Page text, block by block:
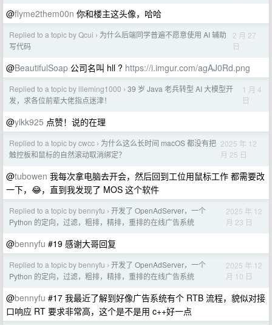
@flyme2them00n 你和楼主这头像，哈哈
Replied to a topic by Qcui › 为什么后端同学普遍不愿意使用 AI 辅助
写代码
2 月 27
日
@BeautifulSoap 公司名叫 hll ? https://i.imgur.com/agAJ0Rd.png
Replied to a topic by lileming1000 › 39 岁 Java 老兵转型 AI 大模型开
发，求各位前辈大佬指点迷津！
1 月 4
日
@ylkk925 点赞！说的在理
Replied to a topic by cwcc › 为什么这么长时间 macOS 都没有把
触控板和鼠标的自然滚动取消绑定？
2025 年 12
月 25 日
@tubowen 我每次拿电脑去开会，然后回到工位用鼠标工作 都需要改
一下，😂，直到我发现了 MOS 这个软件
Replied to a topic by bennyfu › 开发了 OpenAdServer，一个
Python 的定向，过滤，粗排，精排，重排的在线广告系统
2025 年 12
月 23 日
@bennyfu #19 感谢大哥回复
Replied to a topic by bennyfu › 开发了 OpenAdServer，一个
Python 的定向，过滤，粗排，精排，重排的在线广告系统
2025 年 12
月 10 日
@bennyfu #17 我最近了解到好像广告系统有个 RTB 流程，貌似对接
口响应 RT 要求非常高，这个是不是用 c++好一点